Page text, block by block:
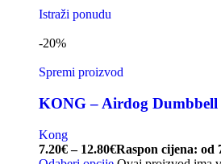
Istraži ponudu
-20%
Spremi proizvod
KONG – Airdog Dumbbell
Kong
7.20€ – 12.80€Raspon cijena: od